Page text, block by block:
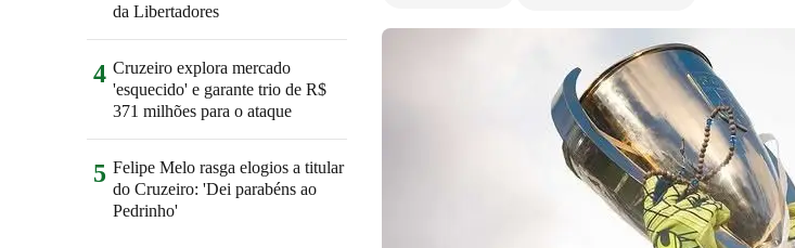
da Libertadores
4 Cruzeiro explora mercado
'esquecido' e garante trio de R$
371 milhões para o ataque
5 Felipe Melo rasga elogios a titular
do Cruzeiro: 'Dei parabéns ao
Pedrinho'